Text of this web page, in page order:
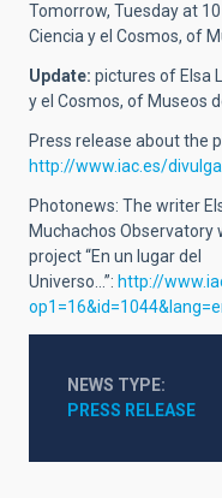
Tomorrow, Tuesday at
Ciencia y el Cosmos, of
Update: pictures of Elsa
y el Cosmos, of Museos
Press release about the
http://www.iac.es/
Photonews: The writer
Muchachos
project “En un lugar del
Universo…”: http://
NEWS TYPE
PRESS RELEASE